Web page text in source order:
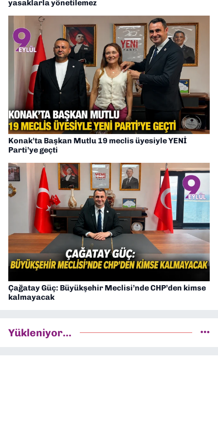
yasaklarla yönetilemez
Konak’ta Başkan Mutlu 19 meclis üyesiyle YENİ
Parti’ye geçti
Çağatay Güç: Büyükşehir Meclisi’nde CHP’den kimse
kalmayacak
Yükleniyor...